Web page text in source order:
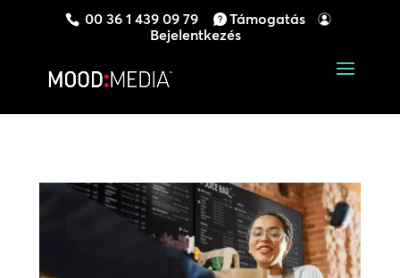
00 36 1 439 09 79
Támogatás
Bejelentkezés